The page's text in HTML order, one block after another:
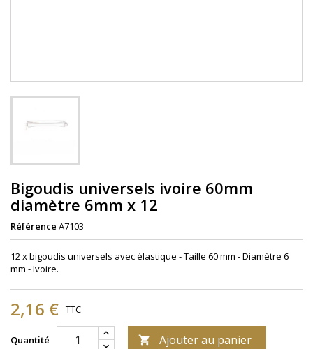
Bigoudis universels ivoire 60mm
diamètre 6mm x 12
Référence A7103
12 x bigoudis universels avec élastique - Taille 60 mm - Diamètre 6
mm - Ivoire.
2,16 € TTC
Quantité  Ajouter au panier